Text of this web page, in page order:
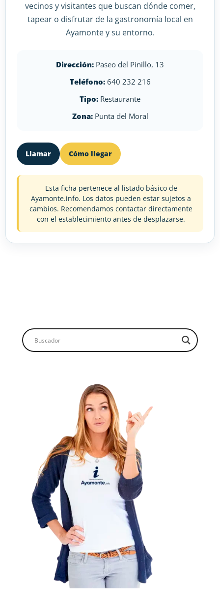
vecinos y visitantes que buscan dónde comer,
tapear o disfrutar de la gastronomía local en
Ayamonte y su entorno.
Dirección: Paseo del Pinillo, 13
Teléfono:640 232 216
Tipo: Restaurante
Zona:Punta del Moral
Llamar Cómo llegar
Esta ficha pertenece al listado básico de
Ayamonte.info. Los datos pueden estar sujetos a
cambios. Recomendamos contactar directamente
con el establecimiento antes de desplazarse.